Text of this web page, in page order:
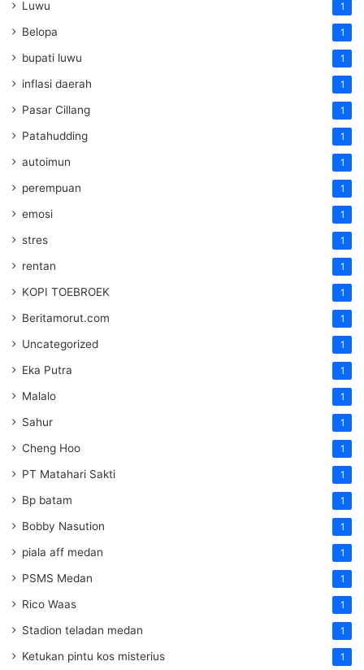
Luwu 1
Belopa 1
bupati luwu 1
inflasi daerah 1
Pasar Cillang 1
Patahudding 1
autoimun 1
perempuan 1
emosi 1
stres 1
rentan 1
KOPI TOEBROEK 1
Beritamorut.com 1
Uncategorized 1
Eka Putra 1
Malalo 1
Sahur 1
Cheng Hoo 1
PT Matahari Sakti 1
Bp batam 1
Bobby Nasution 1
piala aff medan 1
PSMS Medan 1
Rico Waas 1
Stadion teladan medan 1
Ketukan pintu kos misterius 1